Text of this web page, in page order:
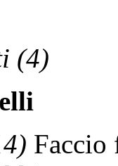
(4)
Faccio